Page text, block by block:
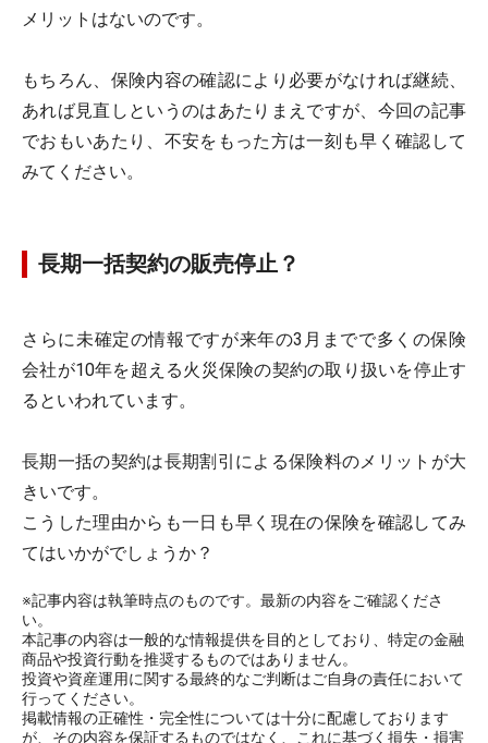
メリットはないのです。
もちろん、保険内容の確認により必要がなければ継続、
あれば見直しというのはあたりまえですが、今回の記事
でおもいあたり、不安をもった方は一刻も早く確認して
みてください。
長期一括契約の販売停止？
さらに未確定の情報ですが来年の3月までで多くの保険
会社が10年を超える火災保険の契約の取り扱いを停止す
るといわれています。
長期一括の契約は長期割引による保険料のメリットが大
きいです。
こうした理由からも一日も早く現在の保険を確認してみ
てはいかがでしょうか？
※記事内容は執筆時点のものです。最新の内容をご確認くださ
い。
本記事の内容は一般的な情報提供を目的としており、特定の金融
商品や投資行動を推奨するものではありません。
投資や資産運用に関する最終的なご判断はご自身の責任において
行ってください。
掲載情報の正確性・完全性については十分に配慮しております
が、その内容を保証するものではなく、これに基づく損失・損害